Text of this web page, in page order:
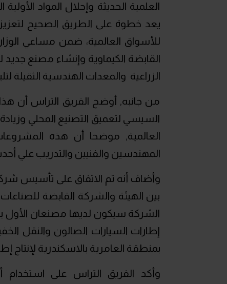
العلمية الحديثة وإحلال المواد
يعد خطوة على الطريق الصحيح
للأسواق العالمية، ضمن مساعي
القابضة الكيماوية وإنشاء مصنع جديد
الزراعية والمعدات الهندسية الثقيلة
من جانبه, أوضح الفريق التراس أن هذا
السيسي لتعميق التصنيع المحلي
العالمية, موضحا أن هذه
المهندسين والفنيين والتدريب علي أحدث
وأضاف أنه تم الاتفاق على تأسيس
بين الهيئة والشركة القابضة للصناعات
الشركة سيكون لديها مصنعان الأول
إطارات السيارات الصالون والنقل
بمنطقة العامرية بالاسكندرية لإنتاج
وأكد الفريق التراس على استخدام